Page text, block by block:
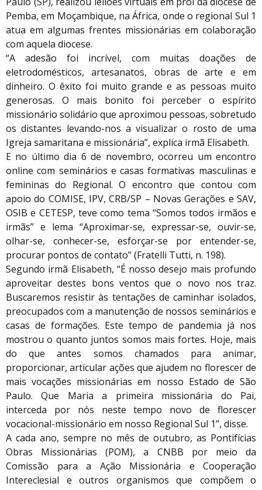
Pemba, em Moçambique, na África, onde o regional Sul 1
atua em algumas frentes missionárias em colaboração
com aquela diocese.
“A adesão foi incrível, com muitas doações de
eletrodomésticos, artesanatos, obras de arte e em
dinheiro. O êxito foi muito grande e as pessoas muito
generosas. O mais bonito foi perceber o espírito
missionário solidário que aproximou pessoas, sobretudo
os distantes levando-nos a visualizar o rosto de uma
Igreja samaritana e missionária”, explica irmã Elisabeth.
E no último dia 6 de novembro, ocorreu um encontro
online com seminários e casas formativas masculinas e
femininas do Regional. O encontro que contou com
apoio do COMISE, IPV, CRB/SP – Novas Gerações e SAV,
OSIB e CETESP, teve como tema “Somos todos irmãos e
irmãs” e lema “Aproximar-se, expressar-se, ouvir-se,
olhar-se, conhecer-se, esforçar-se por entender-se,
procurar pontos de contato” (Fratelli Tutti, n. 198).
Segundo irmã Elisabeth, “É nosso desejo mais profundo
aproveitar destes bons ventos que o novo nos traz.
Buscaremos resistir às tentações de caminhar isolados,
preocupados com a manutenção de nossos seminários e
casas de formações. Este tempo de pandemia já nos
mostrou o quanto juntos somos mais fortes. Hoje, mais
do que antes somos chamados para animar,
proporcionar, articular ações que ajudem no florescer de
mais vocações missionárias em nosso Estado de São
Paulo. Que Maria a primeira missionária do Pai,
interceda por nós neste tempo novo de florescer
vocacional-missionário em nosso Regional Sul 1”, disse.
A cada ano, sempre no mês de outubro, as Pontifícias
Obras Missionárias (POM), a CNBB por meio da
Comissão para a Ação Missionária e Cooperação
Intereclesial e outros organismos que compõem o